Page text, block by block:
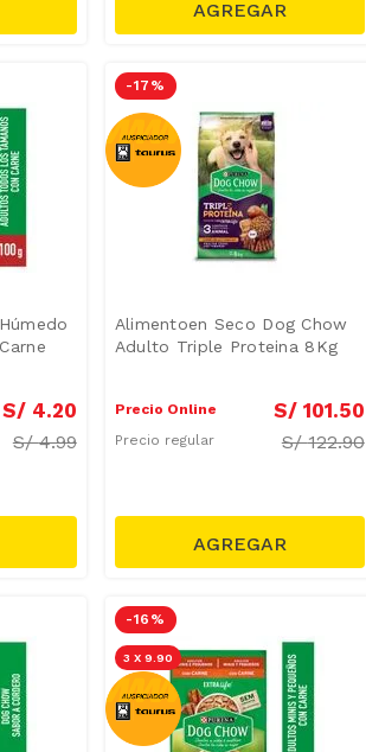
S/ 4.20
S/4.99
-17 %
Alimentoen Seco Dog Chow
Adulto Triple Proteina 8Kg
Precio Online S/ 101.50
Precio regular S/122.90
-16 %
3 X 9.90